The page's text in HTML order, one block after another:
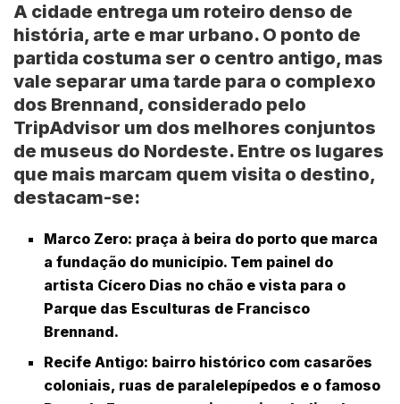
A cidade entrega um roteiro denso de
história, arte e mar urbano. O ponto de
partida costuma ser o centro antigo, mas
vale separar uma tarde para o complexo
dos Brennand, considerado pelo
TripAdvisor um dos melhores conjuntos
de museus do Nordeste. Entre os lugares
que mais marcam quem visita o destino,
destacam-se:
Marco Zero: praça à beira do porto que marca
a fundação do município. Tem painel do
artista Cícero Dias no chão e vista para o
Parque das Esculturas de Francisco
Brennand.
Recife Antigo: bairro histórico com casarões
coloniais, ruas de paralelepípedos e o famoso